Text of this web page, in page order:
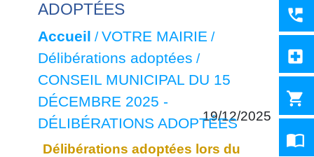
ADOPTÉES
Accueil /VOTRE MAIRIE /
Délibérations adoptées /
CONSEIL MUNICIPAL DU 15
DÉCEMBRE 2025 -
DÉLIBÉRATIONS ADOPTÉES19/12/2025
Délibérations adoptées lors du
perm_phone_msg
local_hospital
shopping_cart
import_contacts